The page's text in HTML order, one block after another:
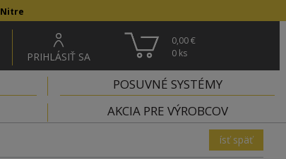
PRIHLÁSIŤ SA
0,00 €
0 ks
POSUVNÉ SYSTÉMY
AKCIA PRE VÝROBCOV
ísť späť